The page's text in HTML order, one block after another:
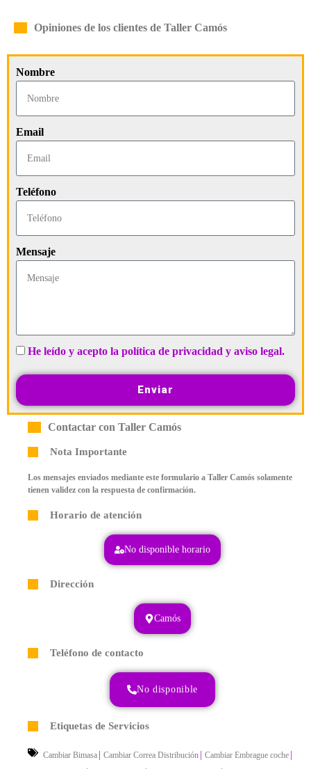
Opiniones de los clientes de Taller Camós
Nombre
Email
Teléfono
Mensaje
He leído y acepto la política de privacidad y aviso legal.
Enviar
Contactar con Taller Camós
Nota Importante
Los mensajes enviados mediante este formulario a Taller Camós solamente
tienen validez con la respuesta de confirmación.
Horario de atención
No disponible horario
Dirección
Camós
Teléfono de contacto
No disponible
Etiquetas de Servicios
Cambiar Bimasa Cambiar Correa Distribución Cambiar Embrague coche